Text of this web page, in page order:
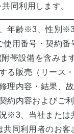
同利用します。
年齢※3 、性別
使用番号・契約
帯設備を含みま
る販売（リース
理内容・結果、
約内容およびご
※3 、当社また
共同利用者のお